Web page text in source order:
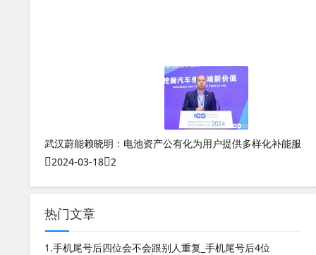
武汉蔚能赖晓明：电池资产公有化为用户提供多样化补能服
2024-03-18 2
热门文章
1.手机尾号后四位会不会跟别人重复_手机尾号后4位